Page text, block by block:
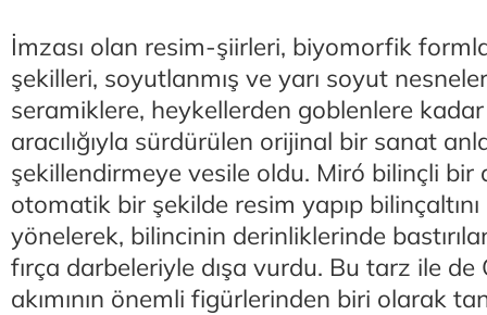
İmzası olan resim-şiirleri, biyomorfik
şekilleri, soyutlanmış ve yarı soyut
seramiklere, heykellerden goblenlere
aracılığıyla sürdürülen orijinal bir sanat
şekillendirmeye vesile oldu. Miró bilinçli bir
otomatik bir şekilde resim yapıp
yönelerek, bilincinin derinliklerinde
fırça darbeleriyle dışa vurdu. Bu tarz ile
akımının önemli figürlerinden biri olarak